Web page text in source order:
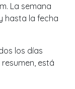
La semana
hasta la fecha
los días
está